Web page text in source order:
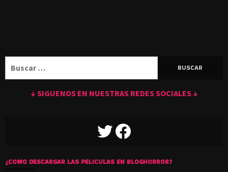
↓ SIGUENOS EN NUESTRAS REDES SOCIALES ↓
TWITTERFACEBOOK
¿COMO DESCARGAR LAS PELICULAS EN BLOGHORROR?